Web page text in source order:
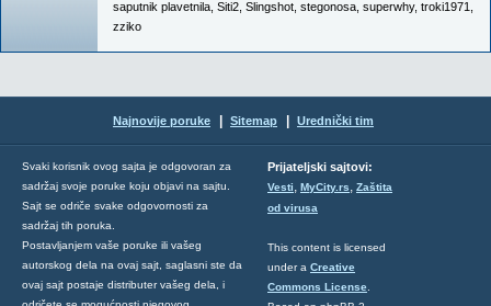
saputnik plavetnila Siti2 Slingshot stegonosa superwhy, troki1971
zziko
Najnovije poruke Sitemap Urednički tim
Svaki korisnik ovog sajta je odgovoran za
sadržaj svoje poruke koju objavi na sajtu.
Sajt se odriče svake odgovornosti za
sadržaj tih poruka.
Postavljanjem vaše poruke ili vašeg
autorskog dela na ovaj sajt, saglasni ste da
ovaj sajt postaje distributer vašeg dela, i
Prijateljski sajtovi:
Vesti, MyCity.rs, Zaštita
od virusa
This content is licensed
under a Creative
Commons License